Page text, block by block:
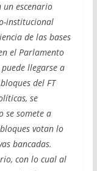
un escenario
institucional
de las bases
el Parlamento
llegarse a
del FT
se
se somete a
votan lo
bancadas.
con lo cual al